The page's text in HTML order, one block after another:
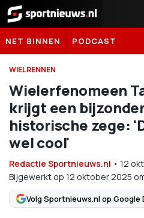
Sportnieuws.nl
NET BINNEN PODCAST
WIELRENNEN
Wielerfenomeen
krijgt een
historische zege:
wel cool'
Redactie Sportnieuws.nl • 12
Bijgewerkt op 12 oktober 2025
Volg Sportnieuws.nl op Google